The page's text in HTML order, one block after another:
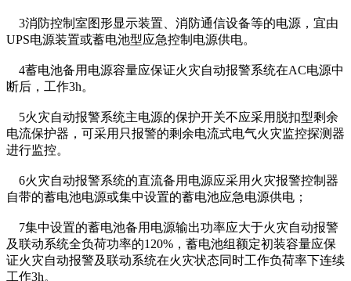
3消防控制室图形显示装置、消防通信设备等的电源，宜由
UPS电源装置或蓄电池型应急控制电源供电。
4蓄电池备用电源容量应保证火灾自动报警系统在AC电源中
断后，工作3h。
5火灾自动报警系统主电源的保护开关不应采用脱扣型剩余
电流保护器，可采用只报警的剩余电流式电气火灾监控探测器
进行监控。
6火灾自动报警系统的直流备用电源应采用火灾报警控制器
自带的蓄电池电源或集中设置的蓄电池应急电源供电；
7集中设置的蓄电池备用电源输出功率应大于火灾自动报警
及联动系统全负荷功率的120%，蓄电池组额定初装容量应保
证火灾自动报警及联动系统在火灾状态同时工作负荷率下连续
工作3h。